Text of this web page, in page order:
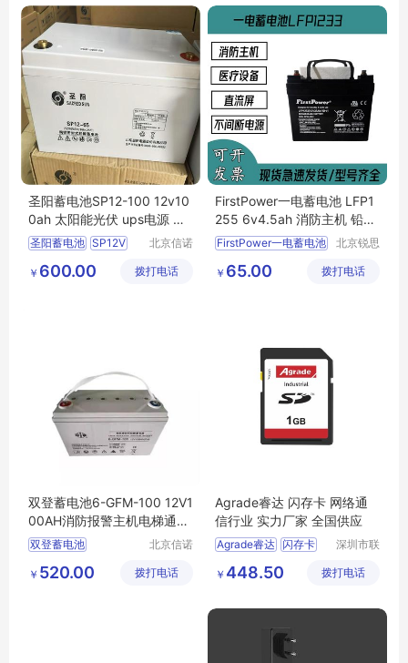
圣阳蓄电池SP12-100 12v10
0ah 太阳能光伏 ups电源 正
品
圣阳蓄电池 SP12V
太阳能光伏
北京信诺
有限公司
￥ 600.00 拨打电话
FirstPower一电蓄电池 LFP1
255 6v4.5ah 消防主机 铅酸
免维护 原装正品
FirstPower一电蓄电池
消防主机 铅酸免维护
北京锐思
技有限公
￥ 65.00 拨打电话
双登蓄电池6-GFM-100 12V1
00AH消防报警主机电梯通讯
应急UPS电源
双登蓄电池
双登电池6 GFM
100
北京信诺
有限公司
￥ 520.00 拨打电话
Agrade睿达 闪存卡 网络通
信行业 实力厂家 全国供应
Agrade睿达 闪存卡
深圳市联
限公司
￥ 448.50 拨打电话